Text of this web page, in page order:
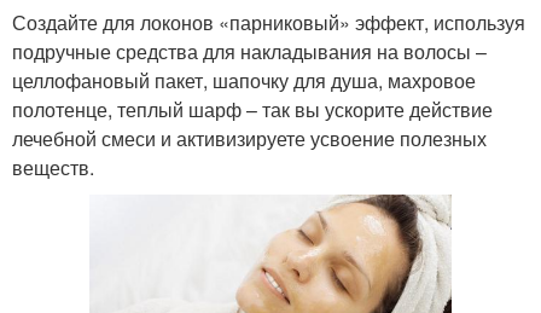
Маска для жирных
волос
Сода от жирных волос
Создайте для локонов «парниковый» эффект, используя
подручные средства для накладывания на волосы –
целлофановый пакет, шапочку для душа, махровое
полотенце, теплый шарф – так вы ускорите действие
лечебной смеси и активизируете усвоение полезных
веществ.